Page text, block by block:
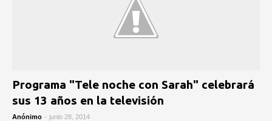
Programa "Tele noche con Sarah" celebrará
sus 13 años en la televisión
Anónimo - junio 28, 2014